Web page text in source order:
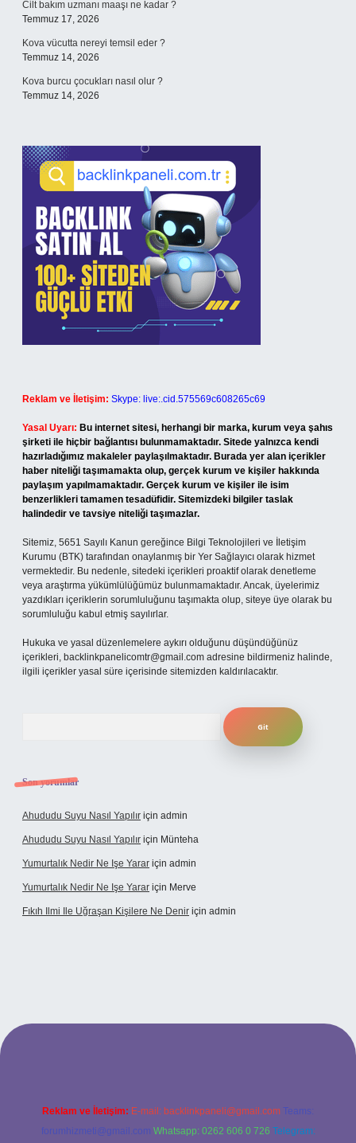
Cilt bakım uzmanı maaşı ne kadar ?
Temmuz 17, 2026
Kova vücutta nereyi temsil eder ?
Temmuz 14, 2026
Kova burcu çocukları nasıl olur ?
Temmuz 14, 2026
Reklam ve İletişim: Skype: live:.cid.575569c608265c69
Yasal Uyarı: Bu internet sitesi, herhangi bir marka, kurum veya şahıs
şirketi ile hiçbir bağlantısı bulunmamaktadır. Sitede yalnızca kendi
hazırladığımız makaleler paylaşılmaktadır. Burada yer alan içerikler
haber niteliği taşımamakta olup, gerçek kurum ve kişiler hakkında
paylaşım yapılmamaktadır. Gerçek kurum ve kişiler ile isim
benzerlikleri tamamen tesadüfidir. Sitemizdeki bilgiler taslak
halindedir ve tavsiye niteliği taşımazlar.
Sitemiz, 5651 Sayılı Kanun gereğince Bilgi Teknolojileri ve İletişim
Kurumu (BTK) tarafından onaylanmış bir Yer Sağlayıcı olarak hizmet
vermektedir. Bu nedenle, sitedeki içerikleri proaktif olarak denetleme
veya araştırma yükümlülüğümüz bulunmamaktadır. Ancak, üyelerimiz
yazdıkları içeriklerin sorumluluğunu taşımakta olup, siteye üye olarak bu
sorumluluğu kabul etmiş sayılırlar.
Hukuka ve yasal düzenlemelere aykırı olduğunu düşündüğünüz
içerikleri, backlinkpanelicomtr@gmail.com adresine bildirmeniz halinde,
ilgili içerikler yasal süre içerisinde sitemizden kaldırılacaktır.
Son yorumlar
Ahududu Suyu Nasıl Yapılır için admin
Ahududu Suyu Nasıl Yapılır için Münteha
Yumurtalık Nedir Ne Işe Yarar için admin
Yumurtalık Nedir Ne Işe Yarar için Merve
Fıkıh Ilmi Ile Uğraşan Kişilere Ne Denir için admin
giriş
Reklam ve İletişim: E-mail: backlinkpaneli@gmail.com Teams:
forumhizmeti@gmail.com Whatsapp: 0262 606 0 726 Telegram: